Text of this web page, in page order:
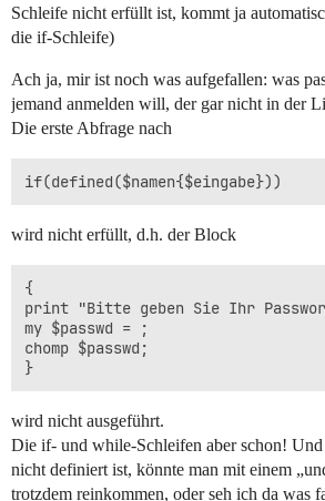
Schleife nicht erfüllt ist, kommt ja
die if-Schleife)
Ach ja, mir ist noch was aufgefallen: was
jemand anmelden will, der gar nicht in der
Die erste Abfrage nach
wird nicht erfüllt, d.h. der Block
{
print "Bitte geben Sie Ihr
my $passwd = ;
chomp $passwd;
wird nicht ausgeführt.
Die if- und while-Schleifen aber schon!
nicht definiert ist, könnte man mit einem
trotzdem reinkommen, oder seh ich da was